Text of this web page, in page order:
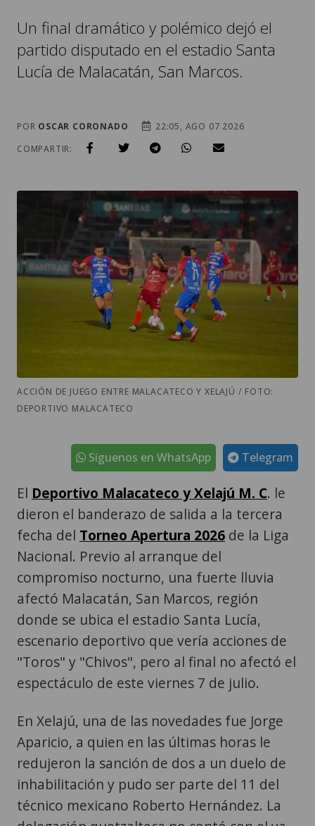
Un final dramático y polémico dejó el
partido disputado en el estadio Santa
Lucía de Malacatán, San Marcos.
POR OSCAR CORONADO
22:05, AGO 07 2026
COMPARTIR:
ACCIÓN DE JUEGO ENTRE MALACATECO Y XELAJÚ / FOTO:
DEPORTIVO MALACATECO
Telegram
Síguenos en WhatsApp
El Deportivo Malacateco y Xelajú M. C. le
dieron el banderazo de salida a la tercera
fecha del Torneo Apertura 2026 de la Liga
Nacional. Previo al arranque del
compromiso nocturno, una fuerte lluvia
afectó Malacatán, San Marcos, región
donde se ubica el estadio Santa Lucía,
escenario deportivo que vería acciones de
"Toros" y "Chivos", pero al final no afectó el
espectáculo de este viernes 7 de julio.
En Xelajú, una de las novedades fue Jorge
Aparicio, a quien en las últimas horas le
redujeron la sanción de dos a un duelo de
inhabilitación y pudo ser parte del 11 del
técnico mexicano Roberto Hernández. La